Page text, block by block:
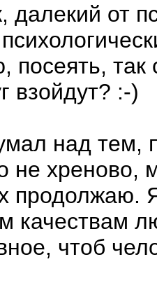
далекий от
посеять, так
взойдут? :-)
над тем,
не хреново,
продолжаю.
качествам
чтоб